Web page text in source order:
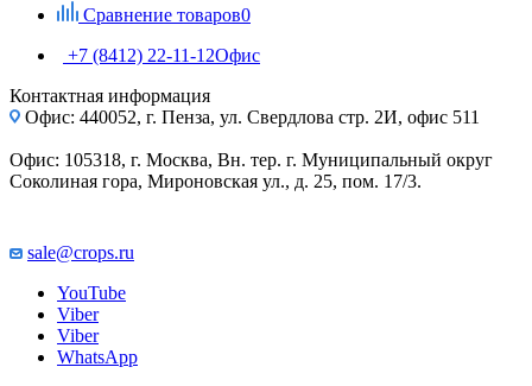
Сравнение товаров0
+7 (8412) 22-11-12Офис
Контактная информация
Офис: 440052, г. Пенза, ул. Свердлова стр. 2И, офис 511
Офис: 105318, г. Москва, Вн. тер. г. Муниципальный округ
Соколиная гора, Мироновская ул., д. 25, пом. 17/3.
sale@crops.ru
YouTube
Viber
Viber
WhatsApp